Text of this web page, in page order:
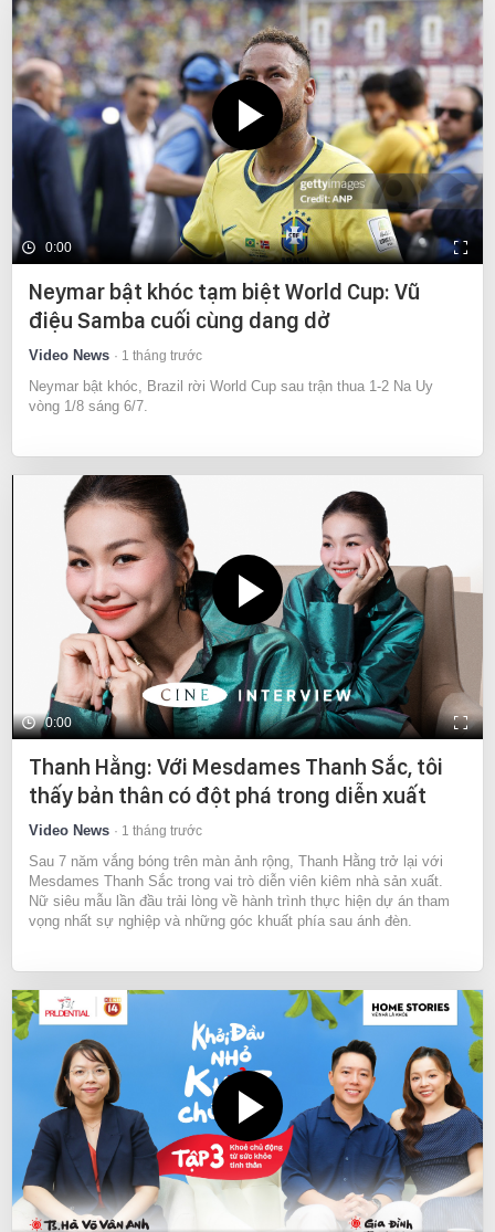
0:00
Neymar bật khóc tạm biệt World Cup: Vũ
điệu Samba cuối cùng dang dở
Video News 1 tháng trước
Neymar bật khóc, Brazil rời World Cup sau trận thua 1-2 Na Uy
vòng 1/8 sáng 6/7.
0:00
Thanh Hằng: Với Mesdames Thanh Sắc, tôi
thấy bản thân có đột phá trong diễn xuất
Video News 1 tháng trước
Sau 7 năm vắng bóng trên màn ảnh rộng, Thanh Hằng trở lại với
Mesdames Thanh Sắc trong vai trò diễn viên kiêm nhà sản xuất.
Nữ siêu mẫu lần đầu trải lòng về hành trình thực hiện dự án tham
vọng nhất sự nghiệp và những góc khuất phía sau ánh đèn.